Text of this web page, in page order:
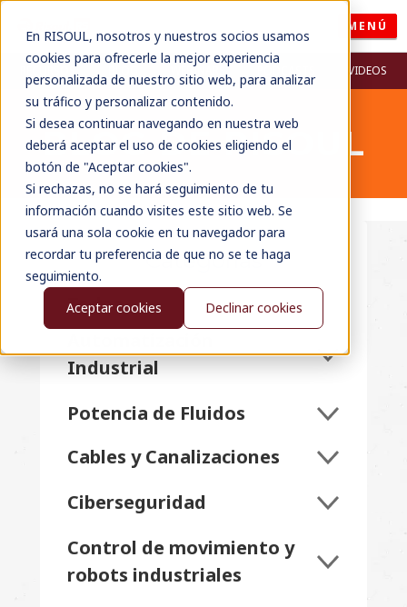
En RISOUL, nosotros y nuestros socios usamos
cookies para ofrecerle la mejor experiencia
personalizada de nuestro sitio web, para analizar
su tráfico y personalizar contenido.
Si desea continuar navegando en nuestra web
deberá aceptar el uso de cookies eligiendo el
botón de "Aceptar cookies".
Si rechazas, no se hará seguimiento de tu
información cuando visites este sitio web. Se
usará una sola cookie en tu navegador para
recordar tu preferencia de que no se te haga
seguimiento.
Aceptar cookies
Declinar cookies
MENÚ
RECURSOS WEBINARS VIDEOS
BLOG DE RISOUL
Categorías
Todos
Industrial
Potencia de Fluidos
Cables y Canalizaciones
Ciberseguridad
Control de movimiento y
robots industriales